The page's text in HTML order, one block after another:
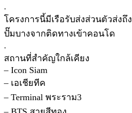
.
โครงการนี้มีเรือรับส่งส่วนตัวส่งถึ
ปั๊มบางจากติดทางเข้าคอนโด
.
สถานที่สำคัญใกล้เคียง
– Icon Siam
– เอเชียทีค
– Terminal พระราม3